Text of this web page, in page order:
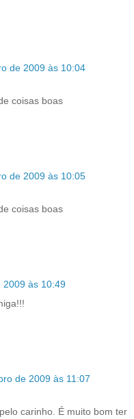
de 2009 às 10:04
coisas boas
de 2009 às 10:05
coisas boas
2009 às 10:49
de 2009 às 11:07
carinho. É muito bom ter